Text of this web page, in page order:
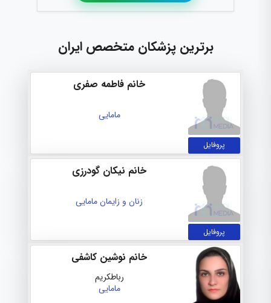
برترین پزشکان متخصص ایران
پروفایل
خانم فاطمه صفری
مامایی
پروفایل
خانم نیکان گودرزی
زنان و زایمانمامایی
خانم نوشین کاشفی
رباطکریم
مامایی